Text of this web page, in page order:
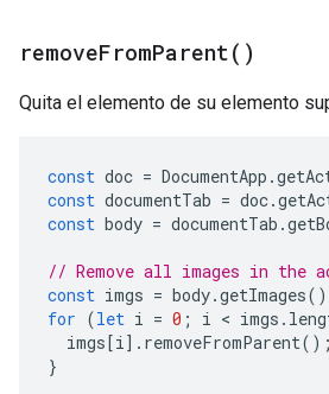
removeFromParent( )
Quita el elemento de su elemento
const doc = DocumentApp .
const documentTab = doc.
const body = documentTab .
// Remove all images in the
const imgs = body.getImages
for (let i = 0 ; i < imgs .
imgs[i]. removeFromParent();
}